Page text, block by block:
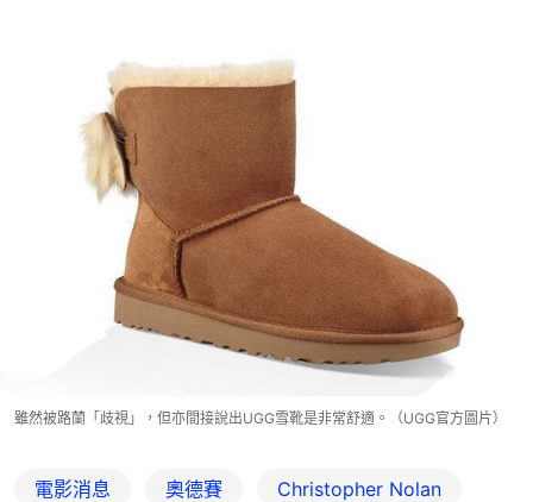
雖然被路蘭「歧視」，但亦間接說出UGG雪靴是非常舒適。（UGG官方圖片）
電影消息 奧德賽 Christopher Nolan